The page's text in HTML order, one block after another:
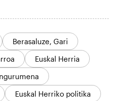
Berasaluze, Gari
Euskal Herria
Euskal Herriko politika